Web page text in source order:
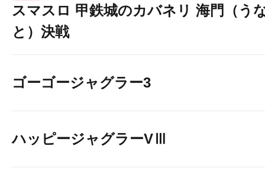
スマスロ 甲鉄城のカバネリ 海門（う
と）決戦
ゴーゴージャグラー3
ハッピージャグラーVⅢ